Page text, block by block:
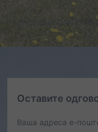
SVJETSKI DAN
Оставите
Ваша адреса е-